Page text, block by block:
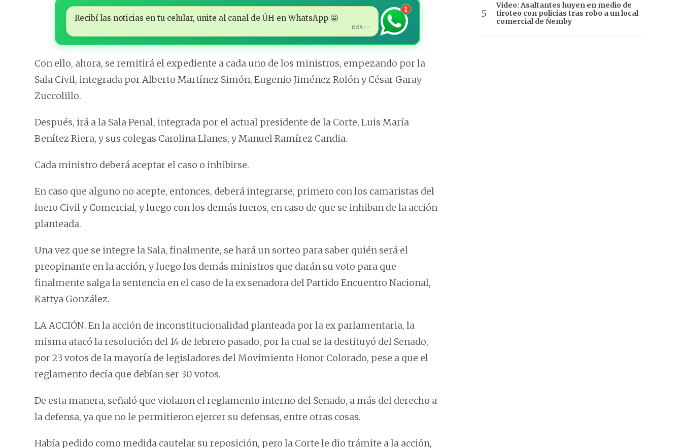
Recibí las noticias en tu celular, unite al canal de ÚH en WhatsApp 🤩
13:59 ✓✓
1
Con ello, ahora, se remitirá el expediente a cada uno de los ministros, empezando por la
Sala Civil, integrada por Alberto Martínez Simón, Eugenio Jiménez Rolón y César Garay
Zuccolillo.
Después, irá a la Sala Penal, integrada por el actual presidente de la Corte, Luis María
Benítez Riera, y sus colegas Carolina Llanes, y Manuel Ramírez Candia.
Cada ministro deberá aceptar el caso o inhibirse.
En caso que alguno no acepte, entonces, deberá integrarse, primero con los camaristas del
fuero Civil y Comercial, y luego con los demás fueros, en caso de que se inhiban de la acción
planteada.
Una vez que se integre la Sala, finalmente, se hará un sorteo para saber quién será el
preopinante en la acción, y luego los demás ministros que darán su voto para que
finalmente salga la sentencia en el caso de la ex senadora del Partido Encuentro Nacional,
Kattya González.
LA ACCIÓN. En la acción de inconstitucionalidad planteada por la ex parlamentaria, la
misma atacó la resolución del 14 de febrero pasado, por la cual se la destituyó del Senado,
por 23 votos de la mayoría de legisladores del Movimiento Honor Colorado, pese a que el
reglamento decía que debían ser 30 votos.
De esta manera, señaló que violaron el reglamento interno del Senado, a más del derecho a
la defensa, ya que no le permitieron ejercer su defensas, entre otras cosas.
Había pedido como medida cautelar su reposición, pero la Corte le dio trámite a la acción,
Video: Asaltantes huyen en medio de
tiroteo con policías tras robo a un local
comercial de Ñemby